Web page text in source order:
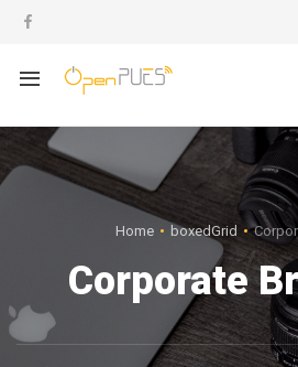
Home boxedGrid
Corporate